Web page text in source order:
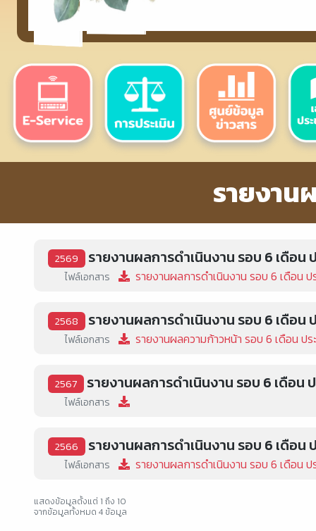
รายงาน
2569 รายงานผลการดำเนินงาน รอบ 6 เดือน
ไฟล์เอกสาร รายงานผลการดำเนินงาน รอบ 6 เดือน
2568 รายงานผลการดำเนินงาน รอบ 6 เดือน
ไฟล์เอกสาร รายงานผลความก้าวหน้า รอบ 6 เดือน ป
2567 รายงานผลการดำเนินงาน รอบ 6 เดือน
ไฟล์เอกสาร
2566 รายงานผลการดำเนินงาน รอบ 6 เดือน
ไฟล์เอกสาร รายงานผลการดำเนินงาน รอบ 6 เดือน
แสดงข้อมูลตั้งแต่ 1 ถึง 10
จากข้อมูลทั้งหมด 4 ข้อมูล